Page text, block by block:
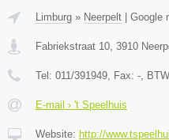
Limburg » Neerpelt | Google
Fabriekstraat 10 3910
Tel: 011/391949 , Fax: - ,
E-mail › 't Speelhuis
Website: http://